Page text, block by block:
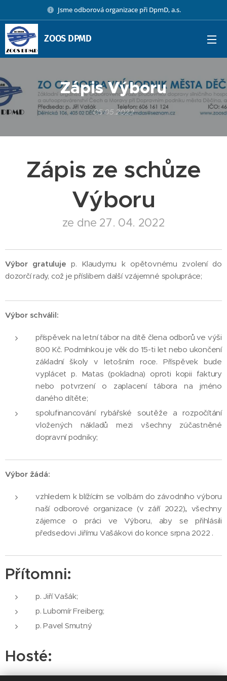
Jsme odborová organizace při DpmD, a.s.
ZOOS DPMD
Zápis Výboru
05.05.2022
Zápis ze schůze
Výboru
ze dne 27. 04. 2022
Výbor gratuluje p. Klaudymu k opětovnému zvolení do
dozorčí rady, což je příslibem další vzájemné spolupráce;
Výbor schválil:
příspěvek na letní tábor na dítě člena odborů ve výši
800 Kč. Podmínkou je věk do 15-ti let nebo ukončení
základní školy v letošním roce. Příspěvek bude
vyplácet p. Matas (pokladna) oproti kopii faktury
nebo potvrzení o zaplacení tábora na jméno
daného dítěte;
spolufinancování rybářské soutěže a rozpočítání
vložených nákladů mezi všechny zúčastněné
dopravní podniky;
Výbor žádá:
vzhledem k blížícím se volbám do závodního výboru
naší odborové organizace (v září 2022), všechny
zájemce o práci ve Výboru, aby se přihlásili
předsedovi Jiřímu Vašákovi do konce srpna 2022 .
Přítomni:
p. Jiří Vašák;
p. Lubomír Freiberg;
p. Pavel Smutný
Hosté: